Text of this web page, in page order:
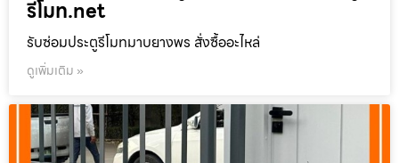
รีโมท.net
รับซ่อมประตูรีโมทมาบยางพร สั่งซื้ออะไหล่
ดูเพิ่มเติม »